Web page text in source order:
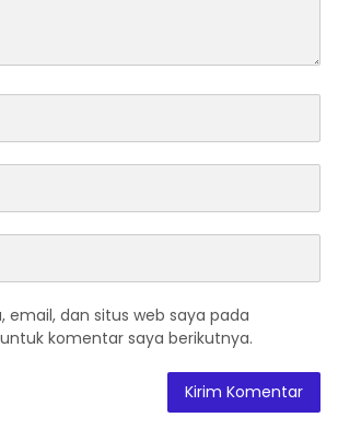
email, dan situs web saya pada
komentar saya berikutnya.